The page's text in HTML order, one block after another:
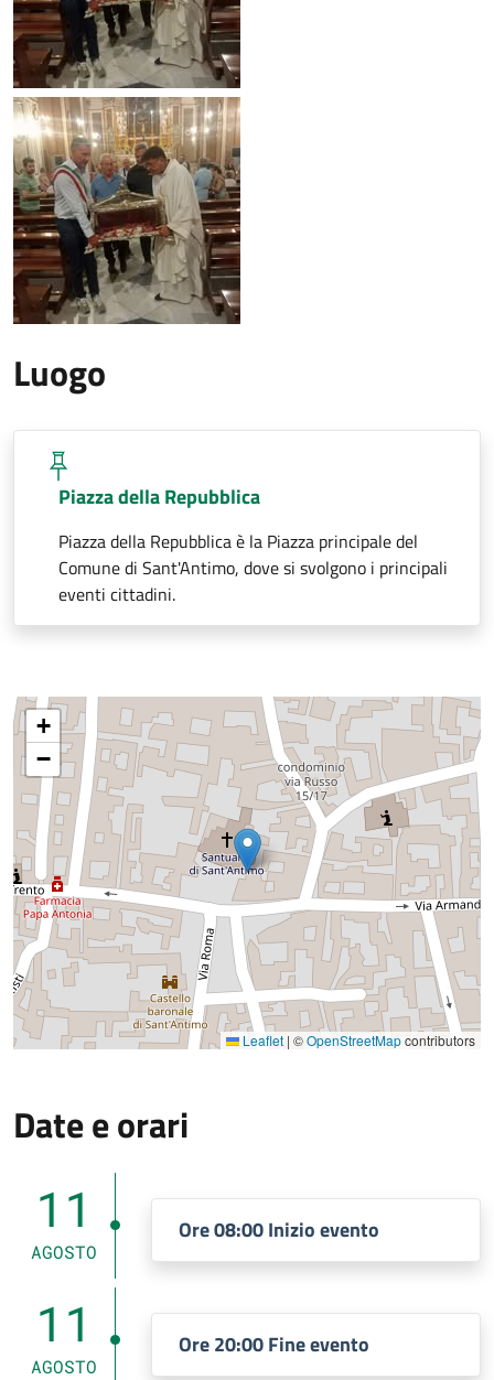
Luogo
Piazza della Repubblica
Piazza della Repubblica è la Piazza principale del
Comune di Sant'Antimo, dove si svolgono i principali
eventi cittadini.
+
−
Leaflet | ©OpenStreetMapcontributors
Date e orari
11
AGOSTO
Ore 08:00 Inizio evento
11
AGOSTO
Ore 20:00 Fine evento